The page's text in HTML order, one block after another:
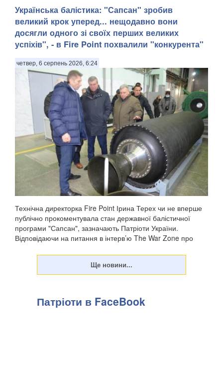
​Українська балістика: "Сапсан" зробив
великий крок уперед... нещодавно вони
досягли одного зі своїх перших великих
успіхів", - в Fire Point похвалили "конкурента"
четвер, 6 серпень 2026, 6:24
Технічна директорка Fire Point Ірина Терех чи не вперше
публічно прокоментувала стан державної балістичної
програми "Сапсан", зазначають Патріоти України.
Відповідаючи на питання в інтерв’ю The War Zone про
Патріоти в FaceBook